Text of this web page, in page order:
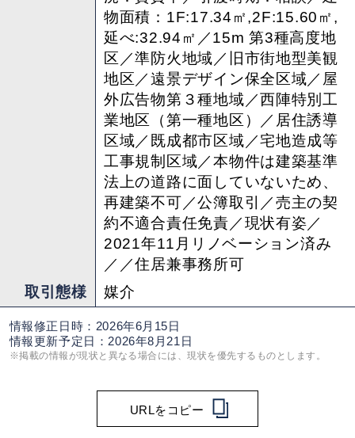
物面積：1F:17.34㎡,2F:15.60㎡,
延べ:32.94㎡／15m 第3種高度地
区／準防火地域／旧市街地型美観
地区／遠景デザイン保全区域／屋
外広告物第３種地域／西陣特別工
業地区（第一種地区）／居住誘導
区域／既成都市区域／宅地造成等
工事規制区域／本物件は建築基準
法上の道路に面していないため、
再建築不可／公簿取引／売主の契
約不適合責任免責／現状有姿／
2021年11月リノベーション済み
／／住居兼事務所可
取引態様
媒介
情報修正日時：2026年6月15日
情報更新予定日：2026年8月21日
※掲載の情報が現状と異なる場合には、現状を優先するものとします。
URLをコピー